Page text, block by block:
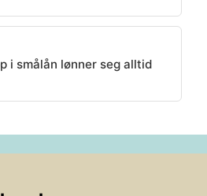
i smålån lønner seg alltid